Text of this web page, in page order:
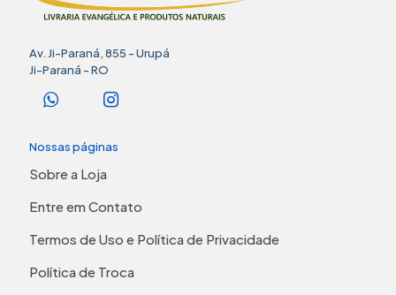
Av. Ji-Paraná, 855 - Urupá
Ji-Paraná - RO
Nossas páginas
Sobre a Loja
Entre em Contato
Termos de Uso e Política de Privacidade
Política de Troca